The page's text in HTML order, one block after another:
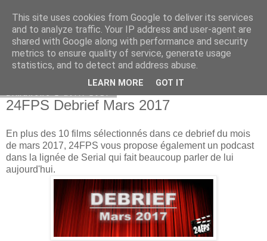
Bepod
24FPS Debrief Mars 2017
En plus des 10 films sélectionnés dans ce debrief du mois
de mars 2017, 24FPS vous propose également un podcast
dans la lignée de Serial qui fait beaucoup parler de lui
aujourd'hui.
This site uses cookies from Google to deliver its services
and to analyze traffic. Your IP address and user-agent are
shared with Google along with performance and security
metrics to ensure quality of service, generate usage
statistics, and to detect and address abuse.
LEARN MORE GOT IT